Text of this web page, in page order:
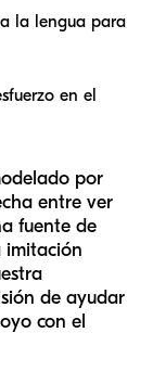
la lengua para
en el
por
entre ver
fuente de
imitación
de ayudar
con el